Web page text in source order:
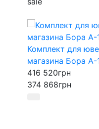
Комплект для
магазина Бора А-
416 520грн
374 868грн